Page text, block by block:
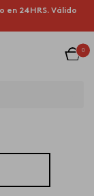
en 24HRS. Válido
0